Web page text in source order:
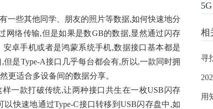
一些其他同学、朋友的照片等数据,如何快速地分
网络传输,但是如果是数GB的数据,显然通过闪存
卓手机或者是鸿蒙系统手机,数据接口基本都是
但是Type-A接口几乎每台都会有,所以,一款同时拥
更适合多设备间的数据分享。
一款打破传统,让两种接口共生在一枚USB闪存
快速地通过Type-C接口转移到USB闪存盘中,如
5G
相
寻
用